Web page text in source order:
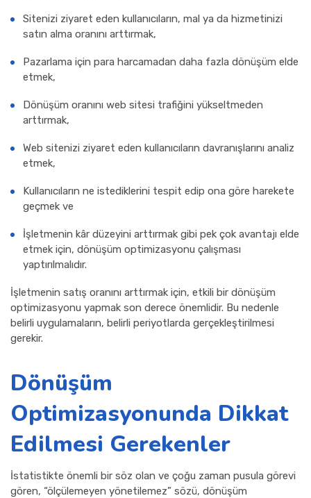
Sitenizi ziyaret eden kullanıcıların, mal ya da hizmetinizi
satın alma oranını arttırmak,
Pazarlama için para harcamadan daha fazla dönüşüm elde
etmek,
Dönüşüm oranını web sitesi trafiğini yükseltmeden
arttırmak,
Web sitenizi ziyaret eden kullanıcıların davranışlarını analiz
etmek,
Kullanıcıların ne istediklerini tespit edip ona göre harekete
geçmek ve
İşletmenin kâr düzeyini arttırmak gibi pek çok avantajı elde
etmek için, dönüşüm optimizasyonu çalışması
yaptırılmalıdır.
İşletmenin satış oranını arttırmak için, etkili bir dönüşüm
optimizasyonu yapmak son derece önemlidir. Bu nedenle
belirli uygulamaların, belirli periyotlarda gerçekleştirilmesi
gerekir.
Dönüşüm
Optimizasyonunda Dikkat
Edilmesi Gerekenler
İstatistikte önemli bir söz olan ve çoğu zaman pusula görevi
gören, “ölçülemeyen yönetilemez” sözü, dönüşüm